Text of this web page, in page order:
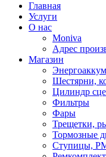
Главная
Услуги
О нас
Moniva
Адрес
Магазин
Шестярни,
Цилиндр
Фильтры
Фары
Трещетки,
Тормозные
Ступицы,